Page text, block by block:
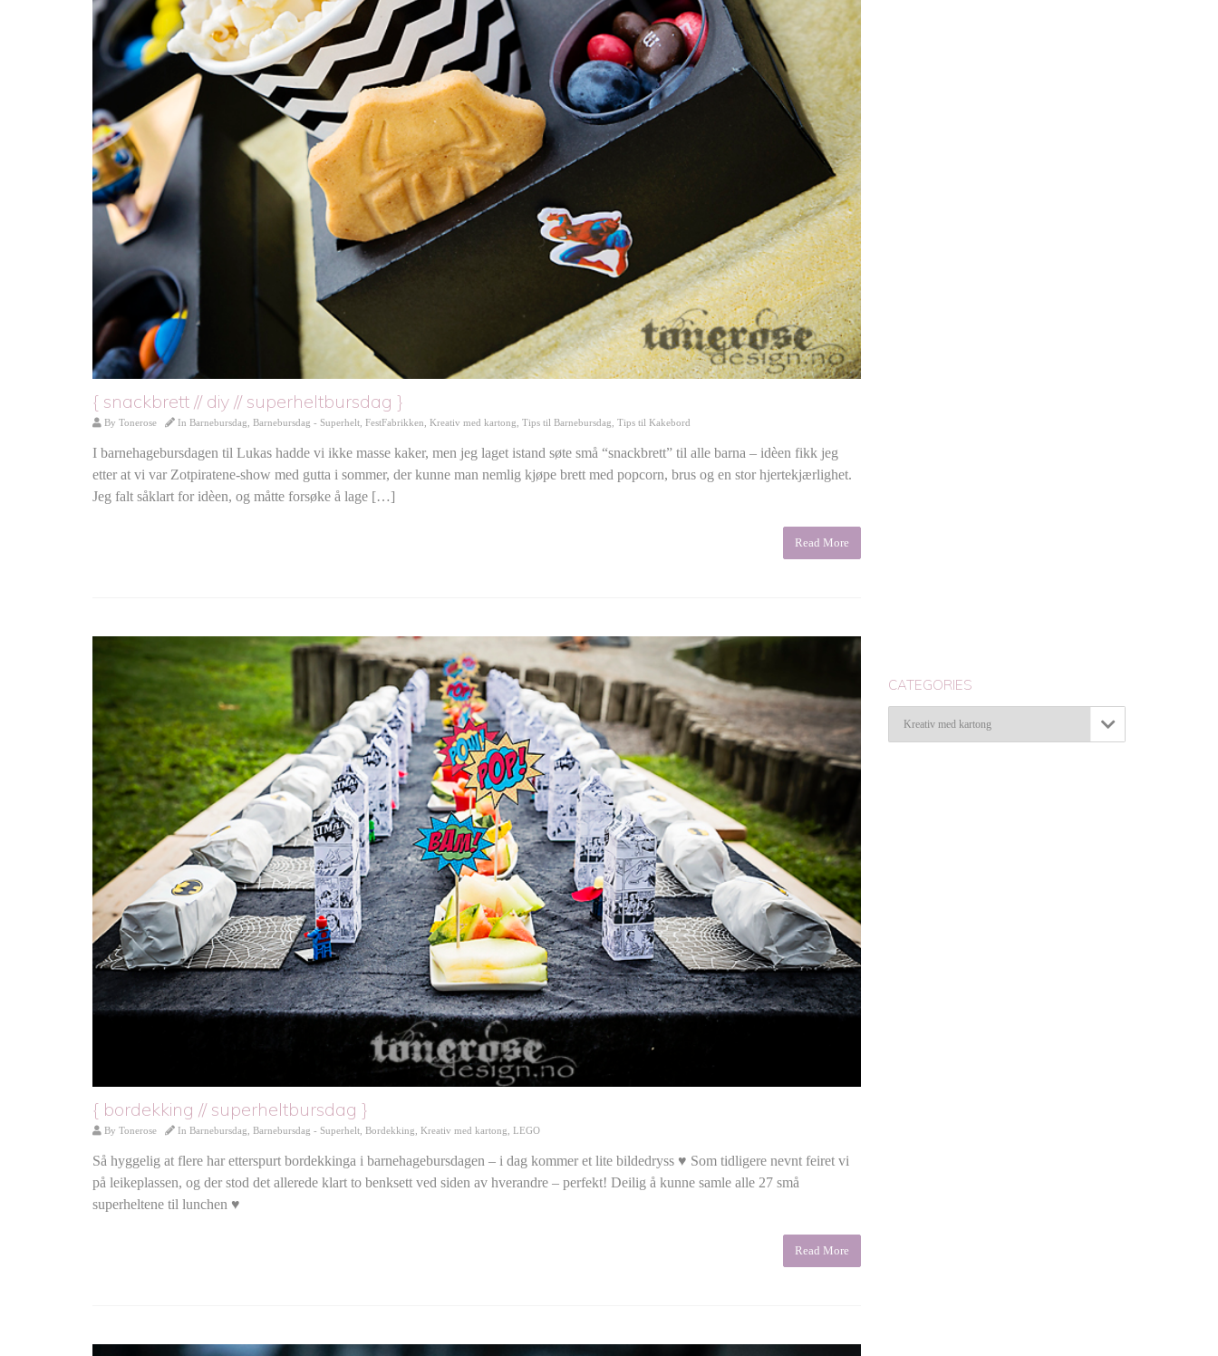
{ snackbrett // diy // superheltbursdag }
By Tonerose In Barnebursdag Barnebursdag - Superhelt FestFabrikken Kreativ med kartong Tips til Barnebursdag Tips til Kakebord
I barnehagebursdagen til Lukas hadde vi ikke masse kaker, men jeg laget istand søte små “snackbrett” til alle barna – idèen fikk jeg
etter at vi var Zotpiratene-show med gutta i sommer, der kunne man nemlig kjøpe brett med popcorn, brus og en stor hjertekjærlighet.
Jeg falt såklart for idèen, og måtte forsøke å lage […]
Read More
{ bordekking // superheltbursdag }
By Tonerose In Barnebursdag Barnebursdag - Superhelt Bordekking Kreativ med kartong LEGO
Så hyggelig at flere har etterspurt bordekkinga i barnehagebursdagen – i dag kommer et lite bildedryss ♥ Som tidligere nevnt feiret vi
på leikeplassen, og der stod det allerede klart to benksett ved siden av hverandre – perfekt! Deilig å kunne samle alle 27 små
superheltene til lunchen ♥
Read More
CATEGORIES
